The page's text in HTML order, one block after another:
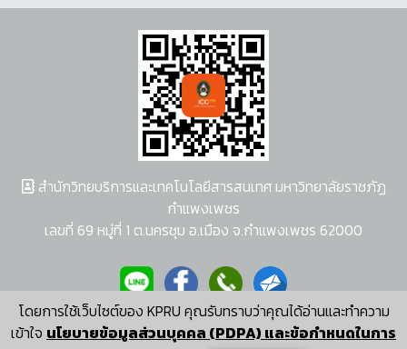
โดยการใช้เว็บไซต์ของ KPRU คุณรับทราบว่าคุณได้อ่านและทำความ
เข้าใจ นโยบายข้อมูลส่วนบุคคล (PDPA) และข้อกำหนดในการ
สำนักวิทยบริการและเทคโนโลยีสารสนเทศ มหาวิทยาลัยราชภัฏ
กำแพงเพชร
เลขที่ 69 หมู่ที่ 1 ต.นครชุม อ.เมือง จ.กำแพงเพชร 62000
ผู้พัฒนาระบบ อนุชา พวงผกา